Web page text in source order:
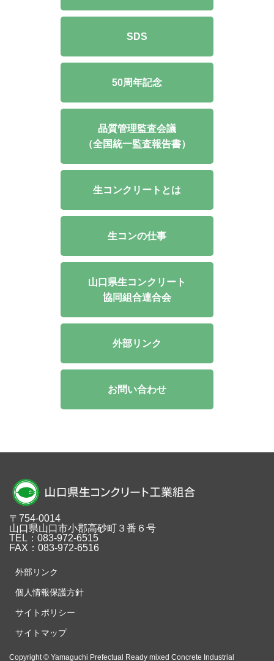
SDS
50周年記念
品質管理監査会議
（全国統一監査報告書）
生コンクリートとは
生コンの仕事
山口県生コンクリート
協同組合連合会
外部リンク
お問い合わせ
〒754-0014
山口県山口市小郡高砂町３番６号
TEL：083-972-6515
FAX：083-972-6516
外部リンク
個人情報保護方針
サイトポリシー
サイトマップ
Copyright © Yamaguchi Prefectual Ready mixed Concrete Industrial